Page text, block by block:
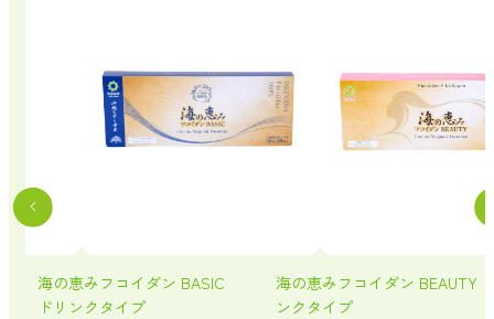
海の恵みフコイダン BASIC
ドリンクタイプ
海の恵みフコイダン BEAUTY
ンクタイプ